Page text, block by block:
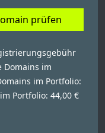
prüfen
Domains im
im Portfolio:
Portfolio: 44,00 €